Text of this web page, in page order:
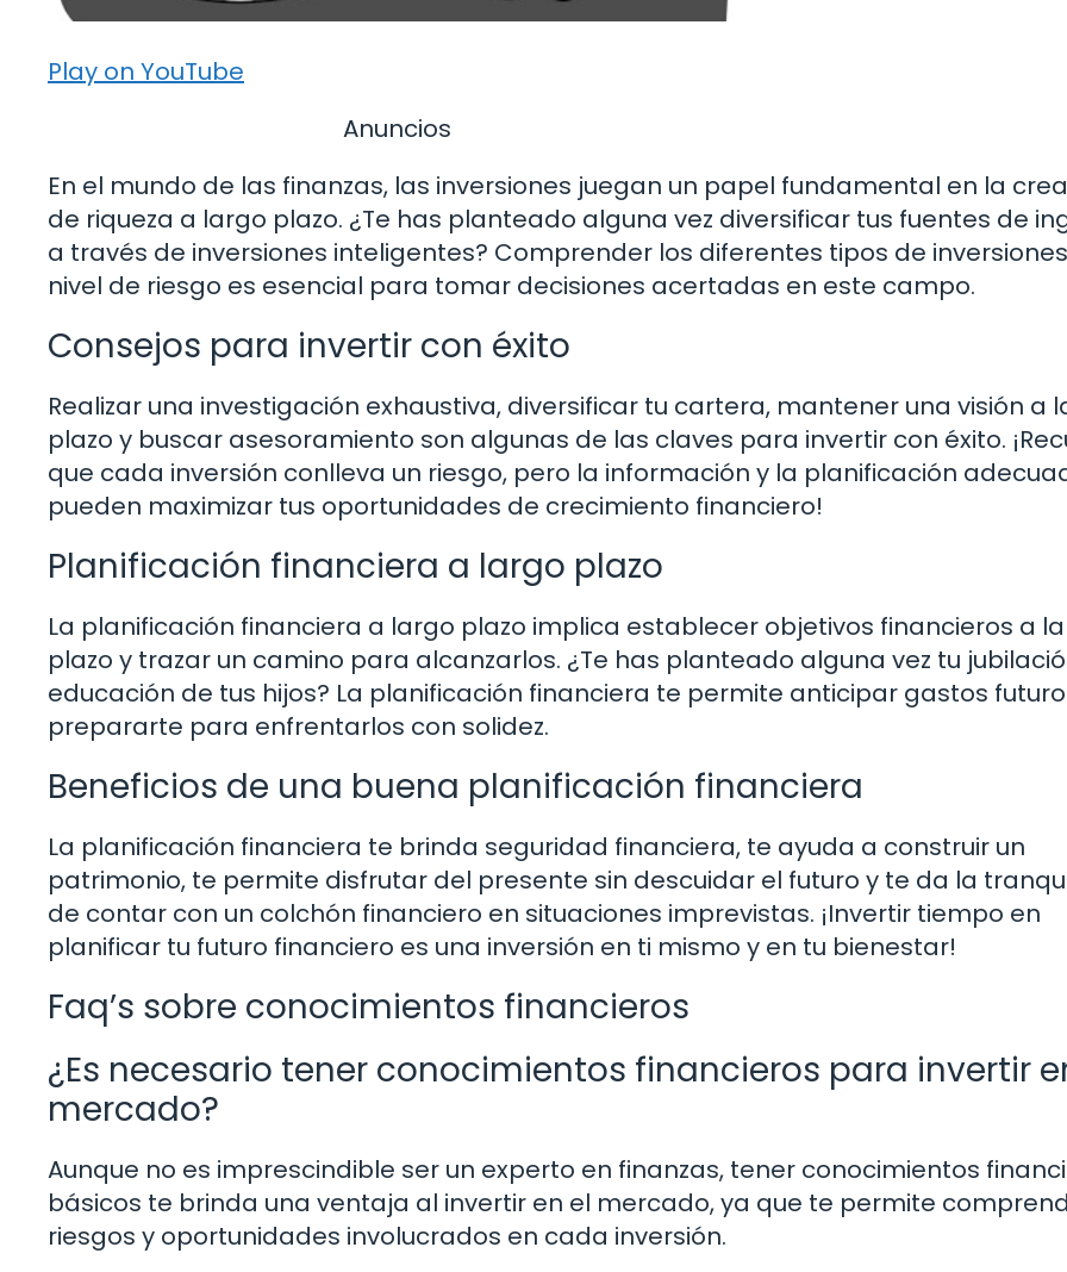
Play on YouTube
Anuncios
En el mundo de las finanzas, las inversiones juegan un papel fundamental en la
de riqueza a largo plazo. ¿Te has planteado alguna vez diversificar tus fuentes de
a través de inversiones inteligentes? Comprender los diferentes tipos de
nivel de riesgo es esencial para tomar decisiones acertadas en este campo.
Consejos para invertir con éxito
Realizar una investigación exhaustiva, diversificar tu cartera, mantener una visión a
plazo y buscar asesoramiento son algunas de las claves para invertir con éxito.
que cada inversión conlleva un riesgo, pero la información y la planificación
pueden maximizar tus oportunidades de crecimiento financiero!
Planificación financiera a largo plazo
La planificación financiera a largo plazo implica establecer objetivos financieros a
plazo y trazar un camino para alcanzarlos. ¿Te has planteado alguna vez tu
educación de tus hijos? La planificación financiera te permite anticipar gastos
prepararte para enfrentarlos con solidez.
Beneficios de una buena planificación financiera
La planificación financiera te brinda seguridad financiera, te ayuda a construir un
patrimonio, te permite disfrutar del presente sin descuidar el futuro y te da la
de contar con un colchón financiero en situaciones imprevistas. ¡Invertir tiempo en
planificar tu futuro financiero es una inversión en ti mismo y en tu bienestar!
Faq’s sobre conocimientos financieros
¿Es necesario tener conocimientos financieros para invertir
mercado?
Aunque no es imprescindible ser un experto en finanzas, tener conocimientos
básicos te brinda una ventaja al invertir en el mercado, ya que te permite
riesgos y oportunidades involucrados en cada inversión.